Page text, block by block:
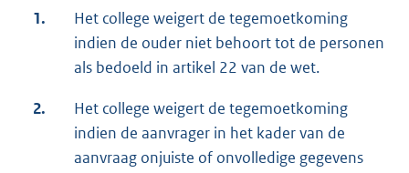
1.
Het college weigert de tegemoetkoming
indien de ouder niet behoort tot de personen
als bedoeld in artikel 22 van de wet.
2.
Het college weigert de tegemoetkoming
indien de aanvrager in het kader van de
aanvraag onjuiste of onvolledige gegevens